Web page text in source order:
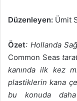
Düzenleyen: Ümit
Özet: Hollanda
Common Seas
kanında ilk kez
plastiklerin kana
bu konuda daha